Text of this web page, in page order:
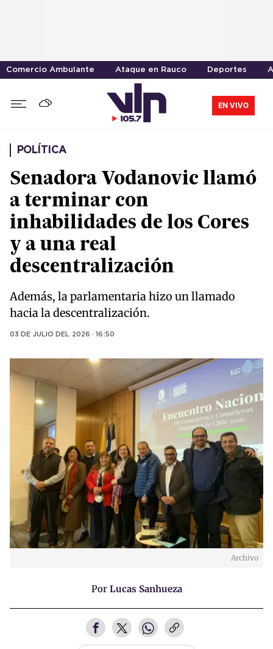
Comercio Ambulante Ataque en Rauco Deportes
EN VIVO
POLÍTICA
Senadora Vodanovic llamó
a terminar con
inhabilidades de los Cores
y a una real
descentralización
Además, la parlamentaria hizo un llamado
hacia la descentralización.
03 DE JULIO DEL 2026 · 16:50
Archivo
Por Lucas Sanhueza